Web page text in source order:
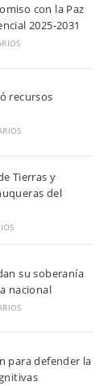
con la Paz
2025-2031
recursos
Tierras y
del
su soberanía
nacional
para defender la